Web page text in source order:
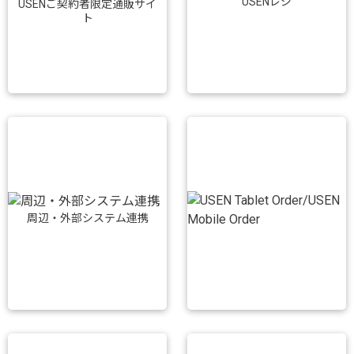
USENご契約者限定通販サイ
ト
周辺・外部システム連携